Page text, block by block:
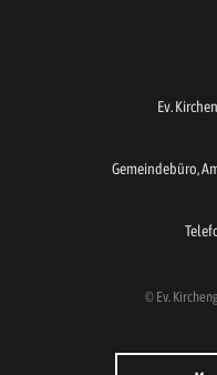
Ev.
Gemeindebüro,
© Ev.